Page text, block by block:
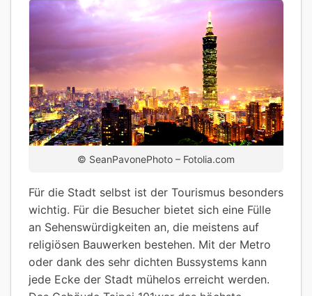
© SeanPavonePhoto – Fotolia.com
Für die Stadt selbst ist der Tourismus besonders
wichtig. Für die Besucher bietet sich eine Fülle
an Sehenswürdigkeiten an, die meistens auf
religiösen Bauwerken bestehen. Mit der Metro
oder dank des sehr dichten Bussystems kann
jede Ecke der Stadt mühelos erreicht werden.